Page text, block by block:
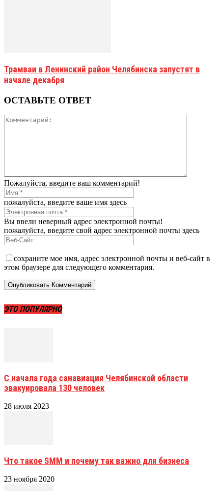
Трамваи в Ленинский район Челябинска запустят в
начале декабря
ОСТАВЬТЕ ОТВЕТ
Пожалуйста, введите ваш комментарий!
пожалуйста, введите ваше имя здесь
Вы ввели неверный адрес электронной почты!
пожалуйста, введите свой адрес электронной почты здесь
сохраните мое имя, адрес электронной почты и веб-сайт в
этом браузере для следующего комментария.
ЭТО ПОПУЛЯРНО
С начала года санавиация Челябинской области
эвакуировала 130 человек
28 июля 2023
Что такое SMM и почему так важно для бизнеса
23 ноября 2020